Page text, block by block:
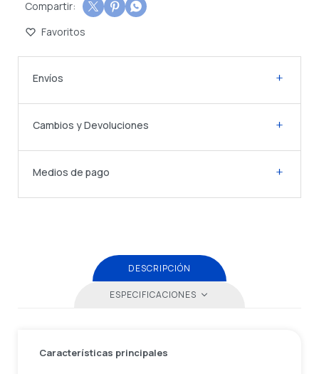
  
Envíos
Cambios y Devoluciones
Medios de pago
DESCRIPCIÓN
ESPECIFICACIONES
Características principales